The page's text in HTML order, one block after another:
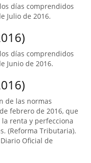
días comprendidos
Julio de 2016.
días comprendidos
Junio de 2016.
de las normas
febrero de 2016, que
renta y perfecciona
(Reforma Tributaria).
Oficial de